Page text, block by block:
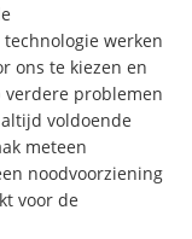
werken
ons te kiezen en
verdere problemen
voldoende
meteen
noodvoorziening
voor de